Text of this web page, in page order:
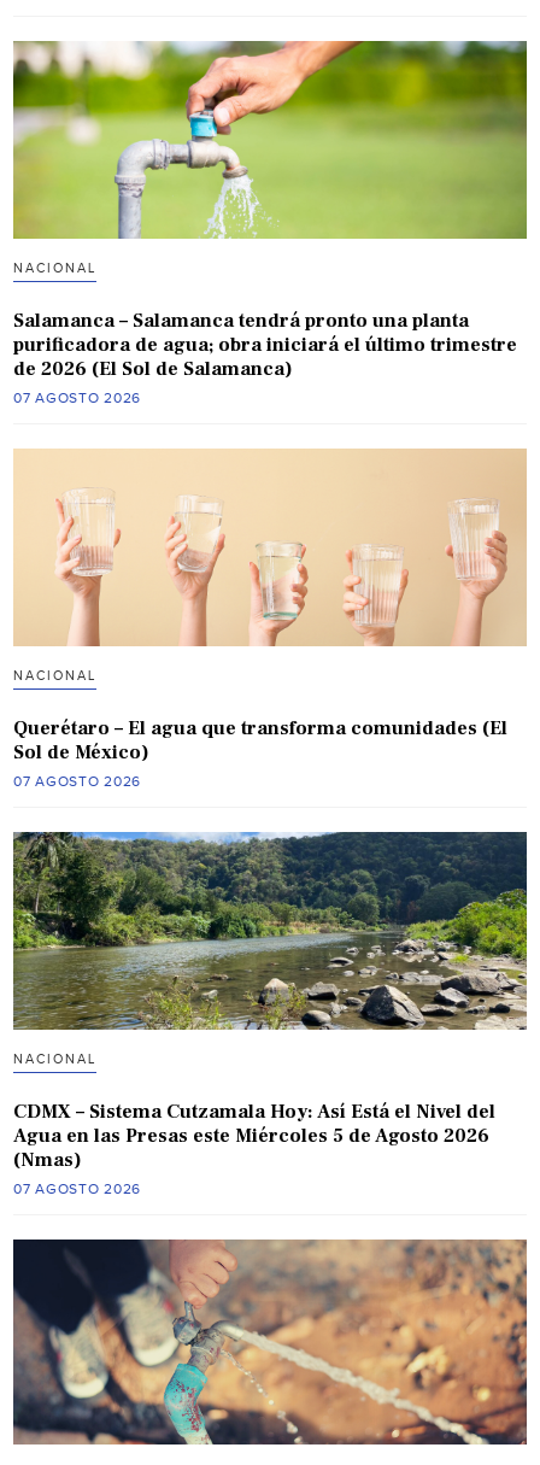
NACIONAL
Salamanca – Salamanca tendrá pronto una planta
purificadora de agua; obra iniciará el último trimestre
de 2026 (El Sol de Salamanca)
07 AGOSTO 2026
NACIONAL
Querétaro – El agua que transforma comunidades (El
Sol de México)
07 AGOSTO 2026
NACIONAL
CDMX – Sistema Cutzamala Hoy: Así Está el Nivel del
Agua en las Presas este Miércoles 5 de Agosto 2026
(Nmas)
07 AGOSTO 2026